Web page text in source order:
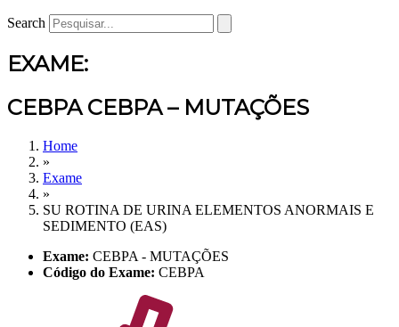
Search
EXAME:
CEBPA CEBPA – MUTAÇÕES
Home
»
Exame
»
SU ROTINA DE URINA ELEMENTOS ANORMAIS E
SEDIMENTO (EAS)
Exame: CEBPA - MUTAÇÕES
Código do Exame: CEBPA